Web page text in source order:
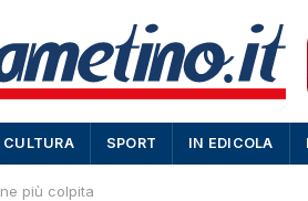
CULTURA SPORT IN EDICOLA
più colpita